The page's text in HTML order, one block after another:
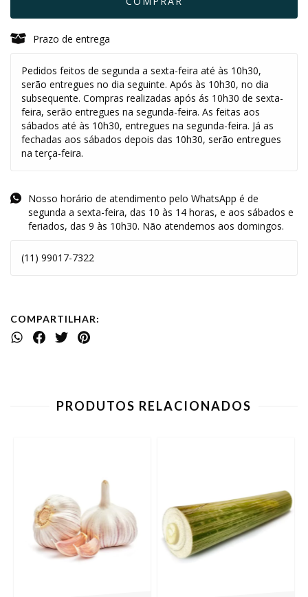
Prazo de entrega
Pedidos feitos de segunda a sexta-feira até às 10h30,
serão entregues no dia seguinte. Após às 10h30, no dia
subsequente. Compras realizadas após ás 10h30 de sexta-
feira, serão entregues na segunda-feira. As feitas aos
sábados até às 10h30, entregues na segunda-feira. Já as
fechadas aos sábados depois das 10h30, serão entregues
na terça-feira.
Nosso horário de atendimento pelo WhatsApp é de
segunda a sexta-feira, das 10 às 14 horas, e aos sábados e
feriados, das 9 às 10h30. Não atendemos aos domingos.
(11) 99017-7322
COMPARTILHAR:
PRODUTOS RELACIONADOS